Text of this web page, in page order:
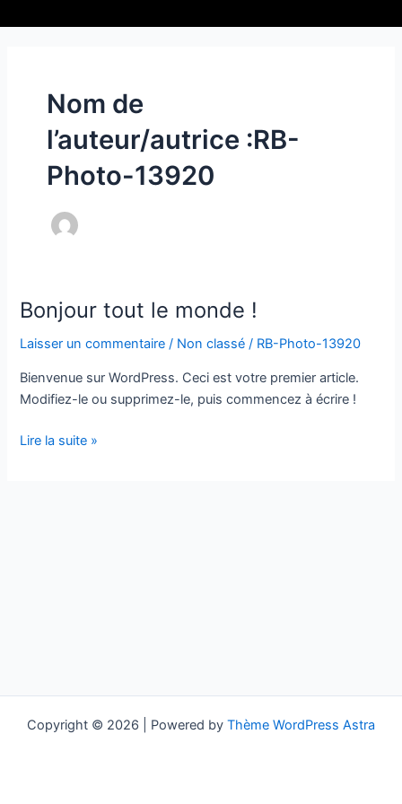
au
Nom de
l’auteur/autrice :RB-
Photo-13920
Bonjour tout le monde !
Laisser un commentaire / Non classé / RB-Photo-13920
Bienvenue sur WordPress. Ceci est votre premier article.
Modifiez-le ou supprimez-le, puis commencez à écrire !
Bonjour
le
monde !
Lire la suite »
Copyright © 2026 | Powered by Thème WordPress Astra